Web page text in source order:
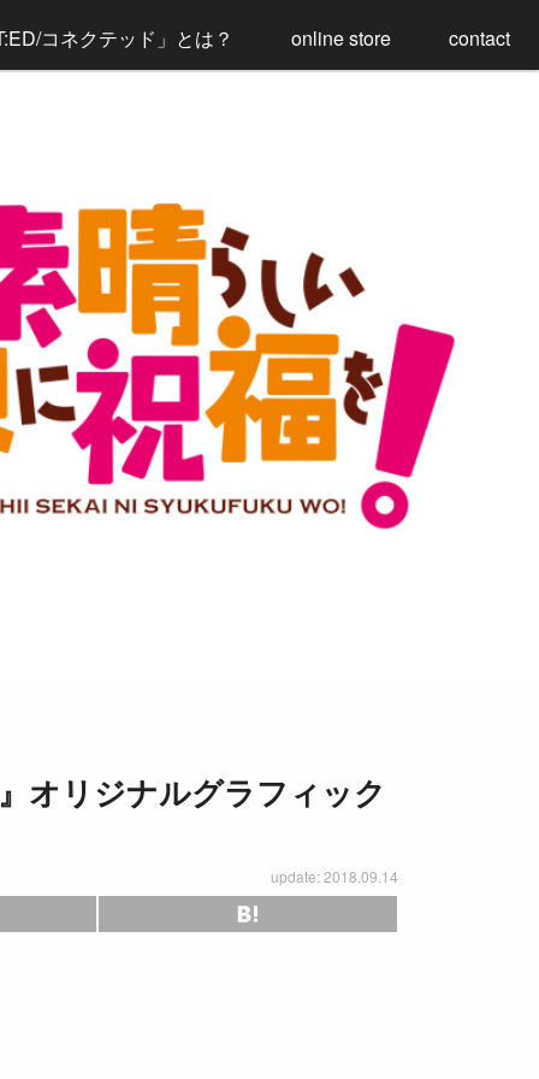
コネクテッド」とは？ online store contact
オリジナルグラフィック
update: 2018.09.14